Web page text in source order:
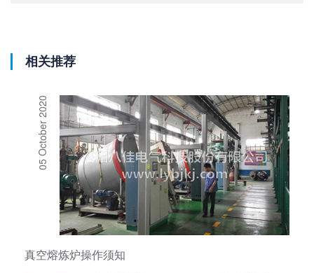
相关推荐
05 October 2020
真空熔炼炉操作须知